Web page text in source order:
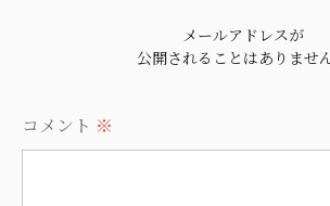
メールアドレスが
公開されることはありません
コメント ※